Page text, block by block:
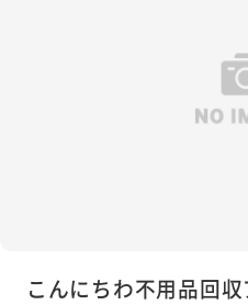
こんにちわ不用品回